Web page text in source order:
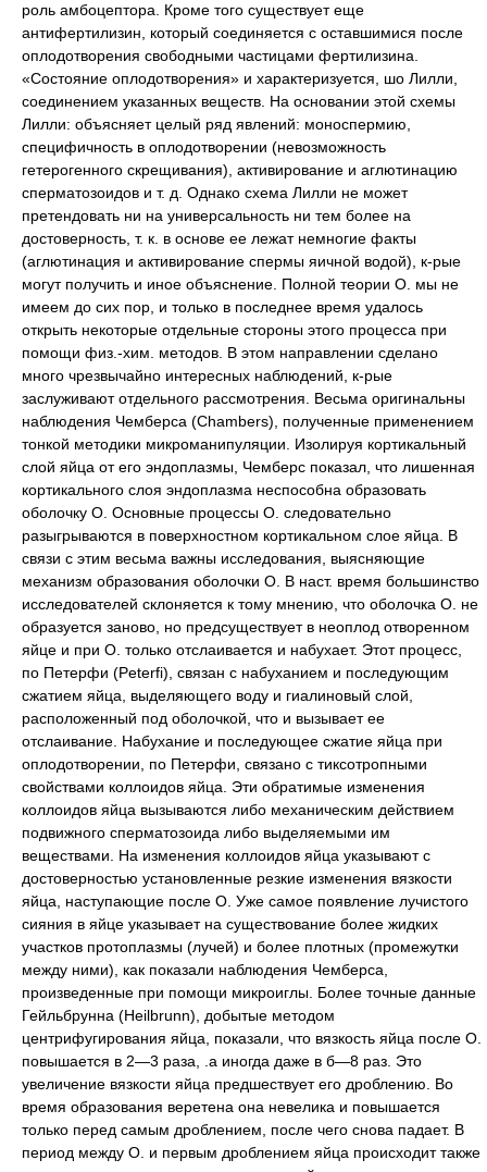
роль амбоцептора. Кроме того существует еще
антифертилизин, который соединяется с оставшимися после
оплодотворения свободными частицами фертилизина.
«Состояние оплодотворения» и характеризуется, шо Лилли,
соединением указанных веществ. На основании этой схемы
Лилли: объясняет целый ряд явлений: моноспермию,
специфичность в оплодотворении (невозможность
гетерогенного скрещивания), активирование и аглютинацию
сперматозоидов и т. д. Однако схема Лилли не может
претендовать ни на универсальность ни тем более на
достоверность, т. к. в основе ее лежат немногие факты
(аглютинация и активирование спермы яичной водой), к-рые
могут получить и иное объяснение. Полной теории О. мы не
имеем до сих пор, и только в последнее время удалось
открыть некоторые отдельные стороны этого процесса при
помощи физ.-хим. методов. В этом направлении сделано
много чрезвычайно интересных наблюдений, к-рые
заслуживают отдельного рассмотрения. Весьма оригинальны
наблюдения Чемберса (Chambers), полученные применением
тонкой методики микроманипуляции. Изолируя кортикальный
слой яйца от его эндоплазмы, Чемберс показал, что лишенная
кортикального слоя эндоплазма неспособна образовать
оболочку О. Основные процессы О. следовательно
разыгрываются в поверхностном кортикальном слое яйца. В
связи с этим весьма важны исследования, выясняющие
механизм образования оболочки О. В наст. время большинство
исследователей склоняется к тому мнению, что оболочка О. не
образуется заново, но предсуществует в неоплод отворенном
яйце и при О. только отслаивается и набухает. Этот процесс,
по Петерфи (Peterfi), связан с набуханием и последующим
сжатием яйца, выделяющего воду и гиалиновый слой,
расположенный под оболочкой, что и вызывает ее
отслаивание. Набухание и последующее сжатие яйца при
оплодотворении, по Петерфи, связано с тиксотропными
свойствами коллоидов яйца. Эти обратимые изменения
коллоидов яйца вызываются либо механическим действием
подвижного сперматозоида либо выделяемыми им
веществами. На изменения коллоидов яйца указывают с
достоверностью установленные резкие изменения вязкости
яйца, наступающие после О. Уже самое появление лучистого
сияния в яйце указывает на существование более жидких
участков протоплазмы (лучей) и более плотных (промежутки
между ними), как показали наблюдения Чемберса,
произведенные при помощи микроиглы. Более точные данные
Гейльбрунна (Heilbrunn), добытые методом
центрифугирования яйца, показали, что вязкость яйца после О.
повышается в 2—3 раза, .а иногда даже в б—8 раз. Это
увеличение вязкости яйца предшествует его дроблению. Во
время образования веретена она невелика и повышается
только перед самым дроблением, после чего снова падает. В
период между О. и первым дроблением яйца происходит также